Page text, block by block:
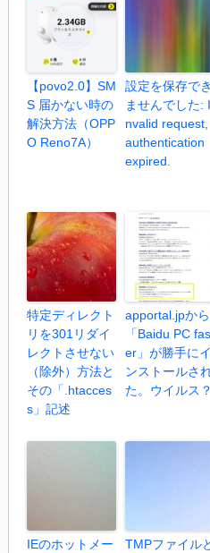
【povo2.0】SM
S 届かない時の
解決方法（OPP
O Reno7A）
設定を保存でき
ませんでした: I
nvalid request,
authentication
expired.
特定ディレクト
リを301リダイ
レクトさせない
（除外）方法と
その「.htacces
s」記述
apportal.jpから
「Baidu PC
er」が勝手にイ
ンストールさ
た。ウイルス？
IEのホットメー
TMPファイル